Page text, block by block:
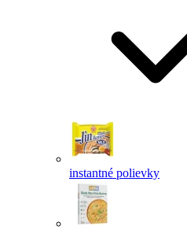
instantné polievky